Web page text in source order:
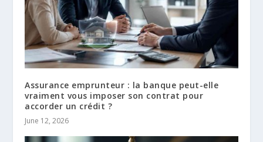
Assurance emprunteur : la banque peut-elle
vraiment vous imposer son contrat pour
accorder un crédit ?
June 12, 2026